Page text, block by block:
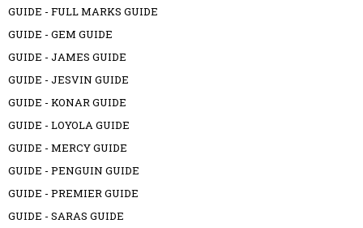
GUIDE - FULL MARKS GUIDE
GUIDE - GEM GUIDE
GUIDE - JAMES GUIDE
GUIDE - JESVIN GUIDE
GUIDE - KONAR GUIDE
GUIDE - LOYOLA GUIDE
GUIDE - MERCY GUIDE
GUIDE - PENGUIN GUIDE
GUIDE - PREMIER GUIDE
GUIDE - SARAS GUIDE